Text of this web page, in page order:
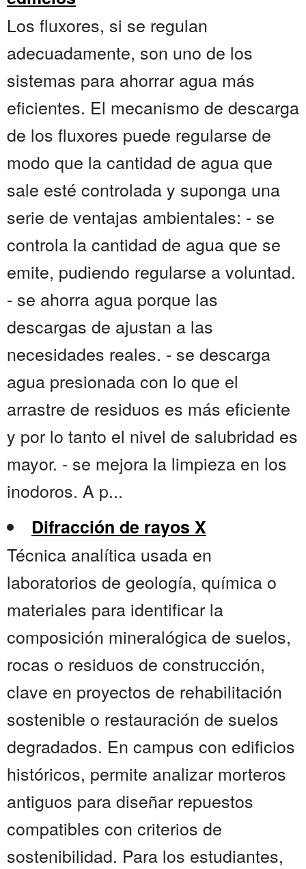
Los fluxores, si se regulan
adecuadamente, son uno de los
sistemas para ahorrar agua más
eficientes. El mecanismo de descarga
de los fluxores puede regularse de
modo que la cantidad de agua que
sale esté controlada y suponga una
serie de ventajas ambientales: - se
controla la cantidad de agua que se
emite, pudiendo regularse a voluntad.
- se ahorra agua porque las
descargas de ajustan a las
necesidades reales. - se descarga
agua presionada con lo que el
arrastre de residuos es más eficiente
y por lo tanto el nivel de salubridad es
mayor. - se mejora la limpieza en los
inodoros. A p...
Difracción de rayos X
Técnica analítica usada en
laboratorios de geología, química o
materiales para identificar la
composición mineralógica de suelos,
rocas o residuos de construcción,
clave en proyectos de rehabilitación
sostenible o restauración de suelos
degradados. En campus con edificios
históricos, permite analizar morteros
antiguos para diseñar repuestos
compatibles con criterios de
sostenibilidad. Para los estudiantes,